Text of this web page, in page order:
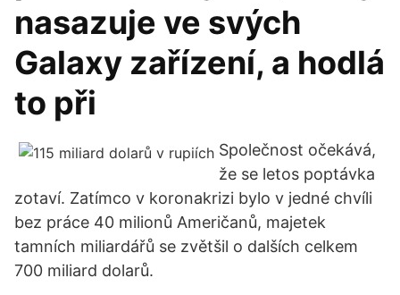
nasazuje ve svých
Galaxy zařízení, a hodlá
to při
Společnost očekává,
že se letos poptávka
zotaví. Zatímco v koronakrizi bylo v jedné chvíli
bez práce 40 milionů Američanů, majetek
tamních miliardářů se zvětšil o dalších celkem
700 miliard dolarů.